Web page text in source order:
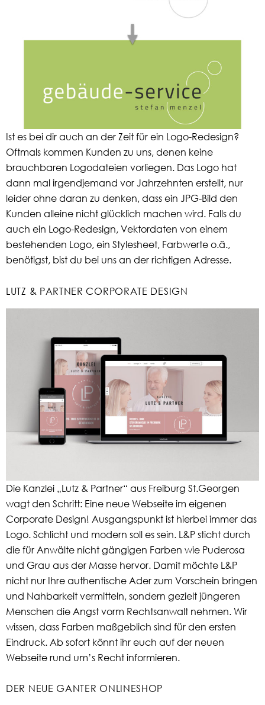
Ist es bei dir auch an der Zeit für ein Logo-Redesign?
Oftmals kommen Kunden zu uns, denen keine
brauchbaren Logodateien vorliegen. Das Logo hat
dann mal irgendjemand vor Jahrzehnten erstellt, nur
leider ohne daran zu denken, dass ein JPG-Bild den
Kunden alleine nicht glücklich machen wird. Falls du
auch ein Logo-Redesign, Vektordaten von einem
bestehenden Logo, ein Stylesheet, Farbwerte o.ä.,
benötigst, bist du bei uns an der richtigen Adresse.
LUTZ & PARTNER CORPORATE DESIGN
Die Kanzlei „Lutz & Partner“ aus Freiburg St.Georgen
wagt den Schritt: Eine neue Webseite im eigenen
Corporate Design! Ausgangspunkt ist hierbei immer das
Logo. Schlicht und modern soll es sein. L&P sticht durch
die für Anwälte nicht gängigen Farben wie Puderosa
und Grau aus der Masse hervor. Damit möchte L&P
nicht nur Ihre authentische Ader zum Vorschein bringen
und Nahbarkeit vermitteln, sondern gezielt jüngeren
Menschen die Angst vorm Rechtsanwalt nehmen. Wir
wissen, dass Farben maßgeblich sind für den ersten
Eindruck. Ab sofort könnt ihr euch auf der neuen
Webseite rund um’s Recht informieren.
DER NEUE GANTER ONLINESHOP